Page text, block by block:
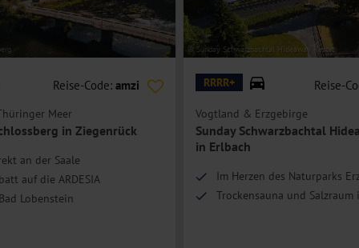
nicht geeignet. Bitte kontaktieren Sie im Zweifel unser
Betten, Bad oder Dusche/WC, Föhn, Safe, TV, Telefon und Minibar.
für eine Person.
Reise-Code: amzi
Meer
in Ziegenrück
an der Saale
auf die ARDESIA
Lobenstein
© Sunday Schwarzbachtal Hideaway Resort
RRRR+ Reise-
Vogtland & Erzgebirge
Sunday Schwarzbachtal
in Erlbach
Im Herzen des Naturparks
Trockensauna und